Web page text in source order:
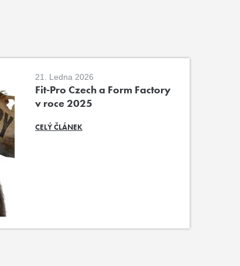
21. Ledna 2026
Fit-Pro Czech a Form Factory
v roce 2025
CELÝ ČLÁNEK